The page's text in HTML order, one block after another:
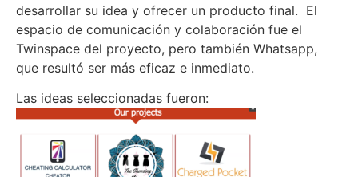
desarrollar su idea y ofrecer un producto final. El
espacio de comunicación y colaboración fue el
Twinspace del proyecto, pero también Whatsapp,
que resultó ser más eficaz e inmediato.
Las ideas seleccionadas fueron: